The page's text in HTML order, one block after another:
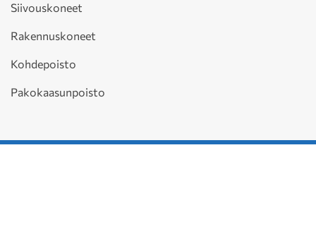
Siivouskoneet
Rakennuskoneet
Kohdepoisto
Pakokaasunpoisto